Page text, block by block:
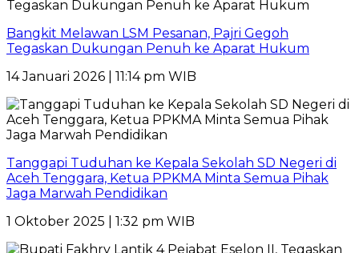
Bangkit Melawan LSM Pesanan, Pajri Gegoh
Tegaskan Dukungan Penuh ke Aparat Hukum
14 Januari 2026 | 11:14 pm WIB
Tanggapi Tuduhan ke Kepala Sekolah SD Negeri di
Aceh Tenggara, Ketua PPKMA Minta Semua Pihak
Jaga Marwah Pendidikan
1 Oktober 2025 | 1:32 pm WIB